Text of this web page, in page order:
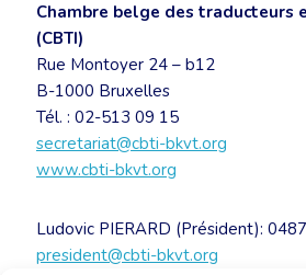
Chambre belge des traducteurs
(CBTI)
Rue Montoyer 24 – b12
B-1000 Bruxelles
Tél. : 02-513 09 15
secretariat@cbti-bkvt.org
www.cbti-bkvt.org
Ludovic PIERARD (Président):
president@cbti-bkvt.org